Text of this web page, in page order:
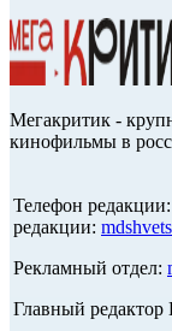
Мегакритик -
кинофильмы в
Телефон
редакции:
Рекламный отдел:
Главный